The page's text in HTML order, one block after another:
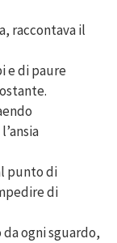
raccontava il
e di paure
punto di
di
ogni sguardo,